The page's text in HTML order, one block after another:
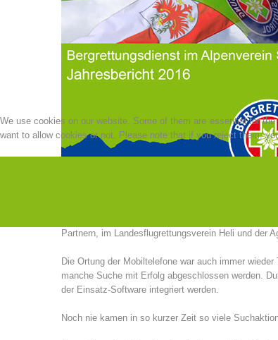
Partnern, im Landesflugrettungsverein Heli und der
Die Ortung der Mobiltelefone war auch immer
manche Suche mit Erfolg abgeschlossen werden.
der Einsatz-Software integriert werden.
Noch nie kamen in so kurzer Zeit so viele
We use cookies on our website. Some of them are essential for
want to allow cookies or not. Please note that if you reject them,